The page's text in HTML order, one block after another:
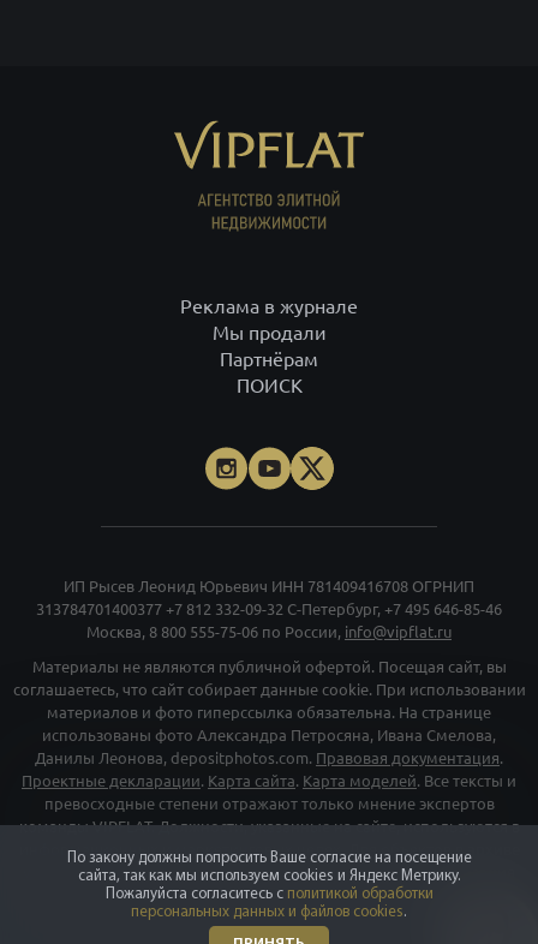
Реклама в журнале
Мы продали
Партнёрам
ПОИСК
ИП Рысев Леонид Юрьевич ИНН 781409416708 ОГРНИП
313784701400377 +7 812 332-09-32 С-Петербург, +7 495 646-85-46
Москва, 8 800 555-75-06 по России, info@vipflat.ru
Материалы не являются публичной офертой. Посещая сайт, вы
соглашаетесь, что сайт собирает данные cookie. При использовании
материалов и фото гиперссылка обязательна. На странице
использованы фото Александра Петросяна, Ивана Смелова,
Данилы Леонова, depositphotos.com. Правовая документация
Проектные декларации Карта сайта Карта моделей . Все тексты и
превосходные степени отражают только мнение экспертов
команды VIPFLAT. Должности, указанные на сайте, используются в
информационных и маркетинговых целях. Для объектов в архиве
указаны последние цены, которые были в рекламе. Организация
«Мета», и принадлежащие ей компании «Facebook» и «Instagram»,
признаны экстремискими и их деятельность запрещена на
территории РФ
По закону должны попросить Ваше согласие на посещение
сайта, так как мы используем cookies и Яндекс Метрику.
Пожалуйста согласитесь с политикой обработки
персональных данных и файлов cookies.